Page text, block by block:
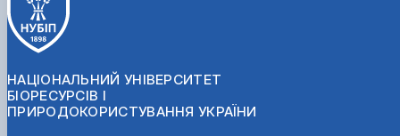
НАЦІОНАЛЬНИЙ УНІВЕРСИТЕТ
БІОРЕСУРСІВ І
ПРИРОДОКОРИСТУВАННЯ УКРАЇНИ